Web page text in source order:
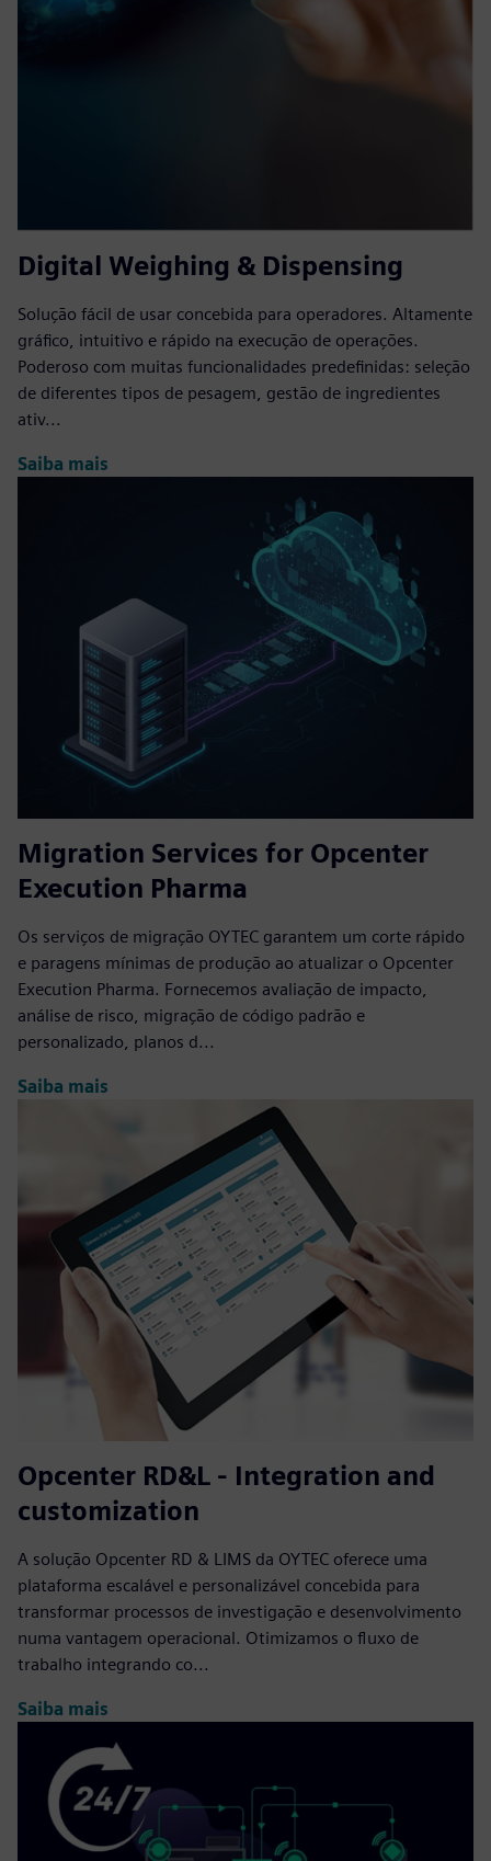
Digital Weighing & Dispensing
Solução fácil de usar concebida para operadores. Altamente
gráfico, intuitivo e rápido na execução de operações.
Poderoso com muitas funcionalidades predefinidas: seleção
de diferentes tipos de pesagem, gestão de ingredientes
ativ...
Saiba mais
Migration Services for Opcenter
Execution Pharma
Os serviços de migração OYTEC garantem um corte rápido
e paragens mínimas de produção ao atualizar o Opcenter
Execution Pharma. Fornecemos avaliação de impacto,
análise de risco, migração de código padrão e
personalizado, planos d...
Saiba mais
Opcenter RD&L - Integration and
customization
A solução Opcenter RD & LIMS da OYTEC oferece uma
plataforma escalável e personalizável concebida para
transformar processos de investigação e desenvolvimento
numa vantagem operacional. Otimizamos o fluxo de
trabalho integrando co...
Saiba mais